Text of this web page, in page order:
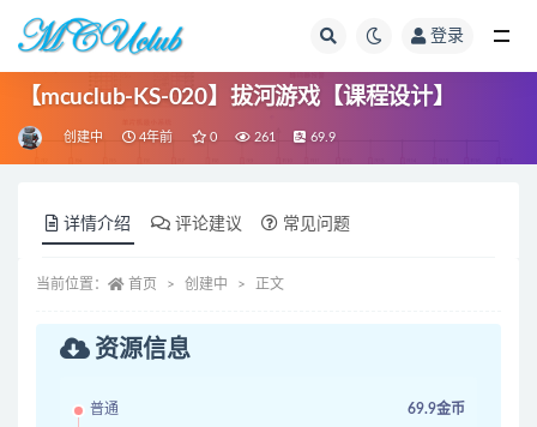
登录
【mcuclub-KS-020】拔河游戏【课程设计】
创建中 4年前 0 261 69.9
详情介绍 评论建议 常见问题
当前位置： 首页 创建中 正文
资源信息
普通 69.9金币